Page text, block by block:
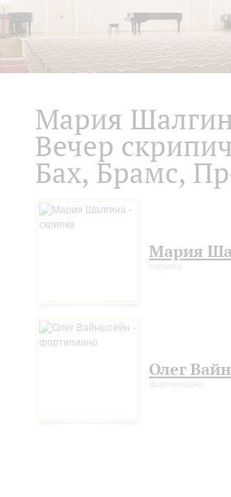
Мария
Вечер
Бах, Брамс,
Мария
скрипка
Олег
фортепиано